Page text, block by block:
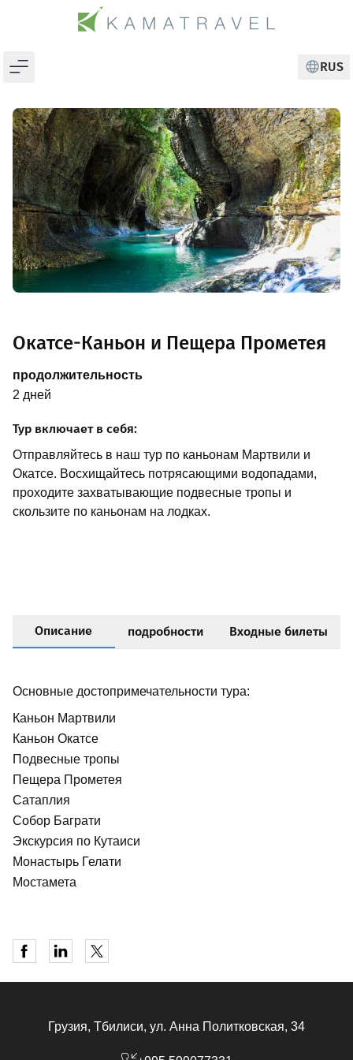
RUS
Окатсе-Каньон и Пещера Прометея
продолжительность
2 дней
Тур включает в себя:
Отправляйтесь в наш тур по каньонам Мартвили и
Окатсе. Восхищайтесь потрясающими водопадами,
проходите захватывающие подвесные тропы и
скользите по каньонам на лодках.
Описание подробности Входные билеты
Основные достопримечательности тура:
Каньон Мартвили
Каньон Окатсе
Подвесные тропы
Пещера Прометея
Сатаплия
Собор Баграти
Экскурсия по Кутаиси
Монастырь Гелати
Мостамета
Грузия, Тбилиси, ул. Анна Политковская, 34